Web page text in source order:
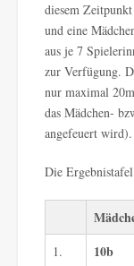
diesem
und eine
aus je 7
zur Verfügung.
nur maximal
das Mädchen-
angefeuert wird).
Die
1.
10b